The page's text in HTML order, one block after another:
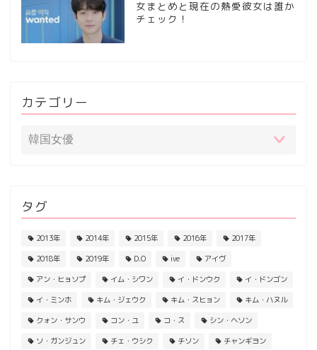
女まとめと現在の熱愛彼女は誰か
チェック！
カテゴリー
タグ
2013年 2014年 2015年 2016年 2017年
2018年 2019年 D.O ive アイヴ
アン・ヒョソプ イム・シワン イ・ドンウク イ・ドンゴン
イ・ミンホ キム・ジェウク キム・スヒョン キム・ハヌル
クォン・サンウ コン・ユ コ・ス シン・ヘソン
ソ・ガンジュン チェ・ウシク チソン チャンギヨン